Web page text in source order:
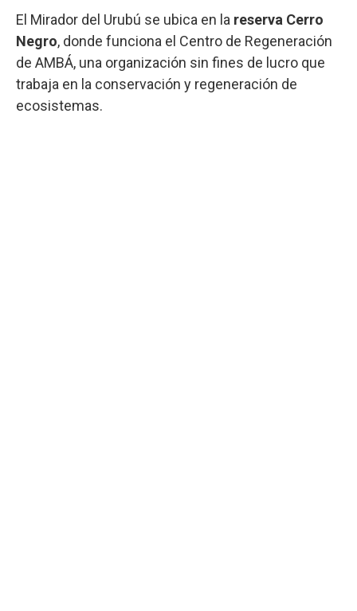
El Mirador del Urubú se ubica en la reserva Cerro
Negro, donde funciona el Centro de Regeneración
de AMBÁ, una organización sin fines de lucro que
trabaja en la conservación y regeneración de
ecosistemas.